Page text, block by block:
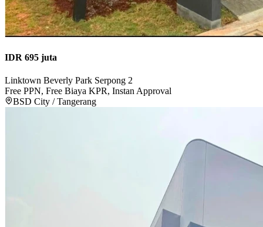
IDR 695 juta
Linktown Beverly Park Serpong 2
Free PPN, Free Biaya KPR, Instan Approval
BSD City / Tangerang